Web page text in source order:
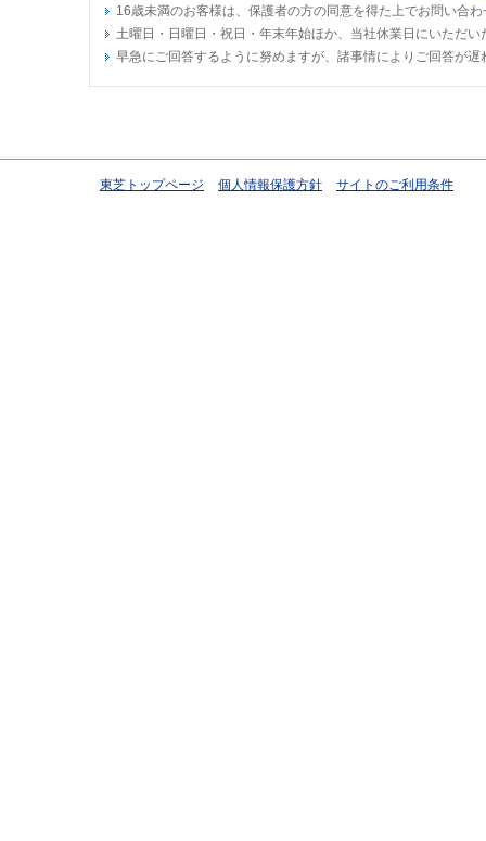
16歳未満のお客様は、保護者の方の同意を得た上でお問い合
土曜日・日曜日・祝日・年末年始ほか、当社休業日にいただ
早急にご回答するように努めますが、諸事情によりご回答が
東芝トップページ 個人情報保護方針 サイトのご利用条件